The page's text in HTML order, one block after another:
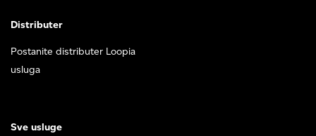
Distributer
Postanite distributer Loopia
usluga
Sve usluge